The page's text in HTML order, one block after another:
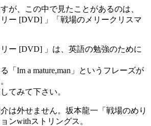
が、この中で見たことがあるのは、
リー [DVD] 」「戦場のメリークリスマ
リー [DVD] 」は、英語の勉強のために
「Im a mature,man」というフレーズが
てみて下さい。
は外せません。坂本龍一「戦場のめり
ンwithストリングス。